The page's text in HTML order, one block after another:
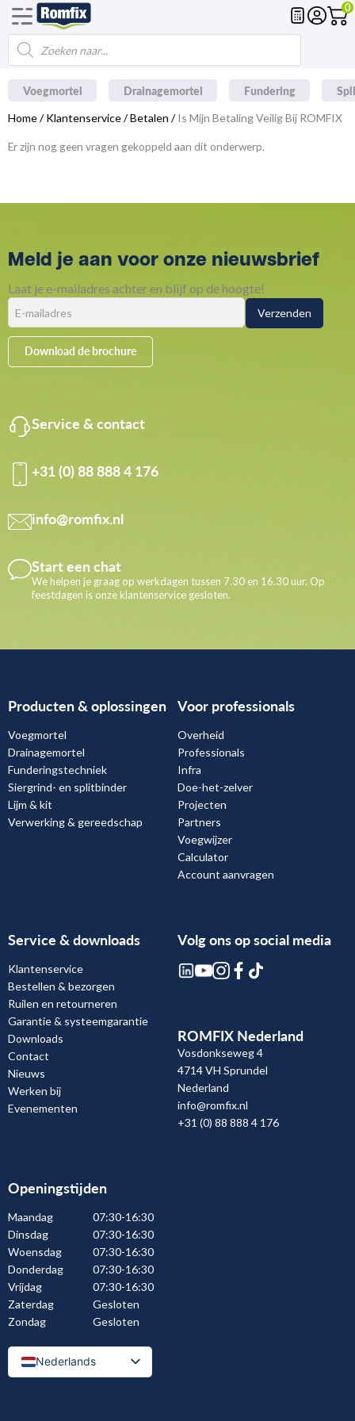
Ga
naar
inhoud
0
Producten
zoeken
Voegmortel Drainagemortel Fundering
Home/ Klantenservice/Betalen / Is Mijn Betaling Veilig Bij ROMFIX
Er zijn nog geen vragen gekoppeld aan dit onderwerp.
Meld je aan voor onze nieuwsbrief
Laat je e-mailadres achter en blijf op de hoogte!
Download de brochure
Service & contact
+31 (0) 88 888 4 176
info@romfix.nl
Start een chat
We helpen je graag op werkdagen tussen 7.30 en 16.30 uur. Op
feestdagen is onze klantenservice gesloten.
Producten & oplossingen
Voegmortel
Drainagemortel
Funderingstechniek
Siergrind- en splitbinder
Lijm & kit
Verwerking & gereedschap
Voor professionals
Overheid
Professionals
Infra
Doe-het-zelver
Projecten
Partners
Voegwijzer
Calculator
Account aanvragen
Service & downloads
Klantenservice
Bestellen & bezorgen
Ruilen en retourneren
Garantie & systeemgarantie
Downloads
Contact
Nieuws
Werken bij
Evenementen
Volg ons op social media
ROMFIX Nederland
Vosdonkseweg 4
4714 VH Sprundel
Nederland
info@romfix.nl
+31 (0) 88 888 4 176
Openingstijden
Maandag
07:30-16:30
Dinsdag
07:30-16:30
Woensdag
07:30-16:30
Donderdag
07:30-16:30
Vrijdag
07:30-16:30
Zaterdag
Gesloten
Zondag
Gesloten
Nederlands